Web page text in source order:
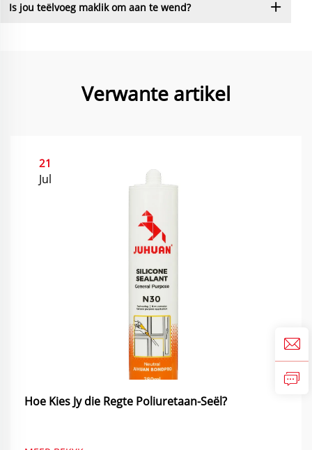
Is jou teëlvoeg maklik om aan te wend?
Verwante artikel
21
Jul
Hoe Kies Jy die Regte Poliuretaan-Seël?